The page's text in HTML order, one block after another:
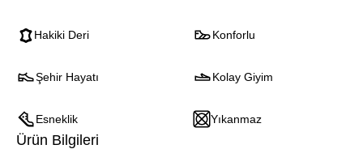
Hakiki Deri Konforlu
Şehir Hayatı Kolay Giyim
Esneklik Yıkanmaz
Ürün Bilgileri